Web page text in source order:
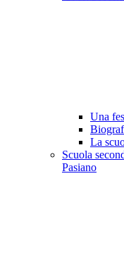
Una
La
Scuola
Pasiano